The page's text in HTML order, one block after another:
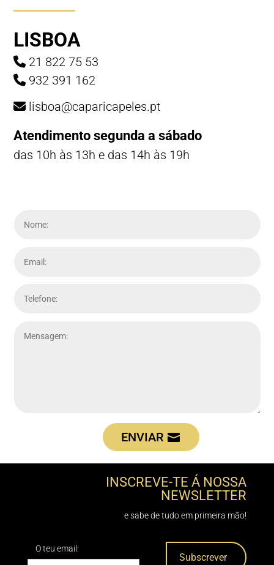
LISBOA
21 822 75 53
932 391 162
lisboa@caparicapeles.pt
Atendimento segunda a sábado
das 10h às 13h e das 14h às 19h
ENVIAR
INSCREVE-TE Á NOSSA
NEWSLETTER
e sabe de tudo em primeira mão!
O teu email: